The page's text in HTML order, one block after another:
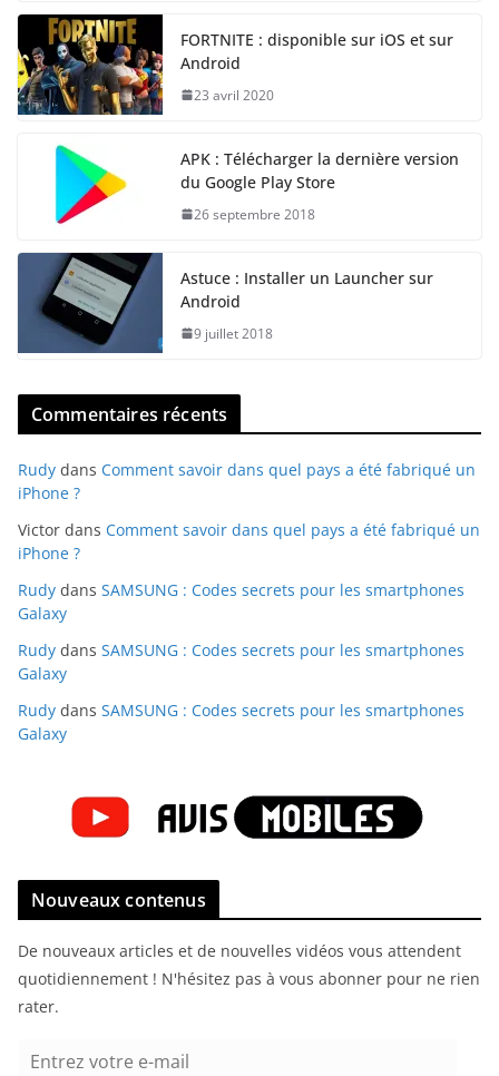
FORTNITE : disponible sur iOS et sur
Android
23 avril 2020
APK : Télécharger la dernière version
du Google Play Store
26 septembre 2018
Astuce : Installer un Launcher sur
Android
9 juillet 2018
Commentaires récents
Rudy dans Comment savoir dans quel pays a été fabriqué un
iPhone ?
Victor dans Comment savoir dans quel pays a été fabriqué un
iPhone ?
Rudy dans SAMSUNG : Codes secrets pour les smartphones
Galaxy
Rudy dans SAMSUNG : Codes secrets pour les smartphones
Galaxy
Rudy dans SAMSUNG : Codes secrets pour les smartphones
Galaxy
Nouveaux contenus
De nouveaux articles et de nouvelles vidéos vous attendent
quotidiennement ! N'hésitez pas à vous abonner pour ne rien
rater.